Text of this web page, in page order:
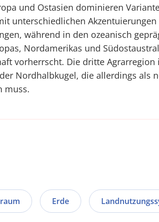
und Ostasien dominieren
unterschiedlichen
während in den ozeanisch
Nordamerikas und
vorherrscht. Die dritte
Nordhalbkugel, die allerdings als
muss.
Erde